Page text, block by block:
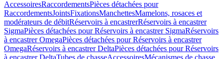
AccessoiresRaccordementsPièces détachées pour
RaccordementsJointsFixationsManchettesMamelons, rosaces et
modérateurs de débitRéservoirs à encastrerRéservoirs à encastrer
SigmaPièces détachées pour Réservoirs à encastrer SigmaRéservoirs
à encastrer OmegaPièces détachées pour Réservoirs à encastrer
OmegaRéservoirs à encastrer DeltaPièces détachées pour Réservoirs
à encastrer DeltaTubes de chasseAccessoiresMécanismes de chasse